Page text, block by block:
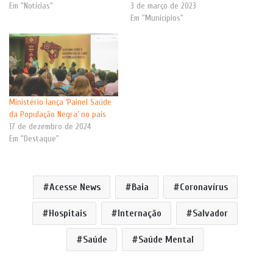
Em "Notícias"
3 de março de 2023
Em "Municípios"
Ministério lança ‘Painel Saúde
da População Negra’ no país
17 de dezembro de 2024
Em "Destaque"
Acesse News Baia Coronavírus
Hospitais Internação Salvador
Saúde Saúde Mental